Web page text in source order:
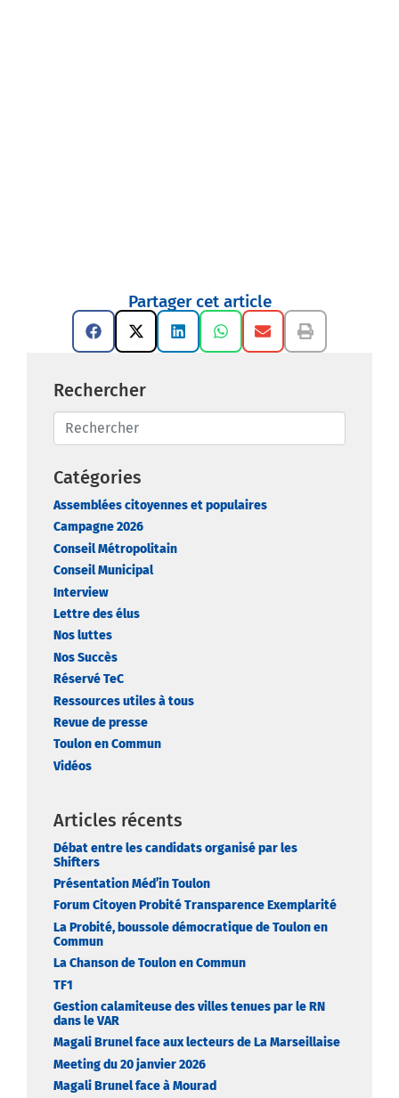
Partager cet article
Rechercher
Catégories
Assemblées citoyennes et populaires
Campagne 2026
Conseil Métropolitain
Conseil Municipal
Interview
Lettre des élus
Nos luttes
Nos Succès
Réservé TeC
Ressources utiles à tous
Revue de presse
Toulon en Commun
Vidéos
Articles récents
Débat entre les candidats organisé par les
Shifters
Présentation Méd’in Toulon
Forum Citoyen Probité Transparence Exemplarité
La Probité, boussole démocratique de Toulon en
Commun
La Chanson de Toulon en Commun
TF1
Gestion calamiteuse des villes tenues par le RN
dans le VAR
Magali Brunel face aux lecteurs de La Marseillaise
Meeting du 20 janvier 2026
Magali Brunel face à Mourad